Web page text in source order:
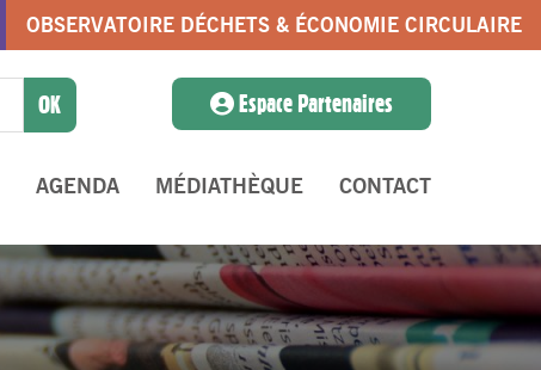
OBSERVATOIRE DÉCHETS & ÉCONOMIE CIRCULAIRE
Espace Partenaires
AGENDA MÉDIATHÈQUE CONTACT